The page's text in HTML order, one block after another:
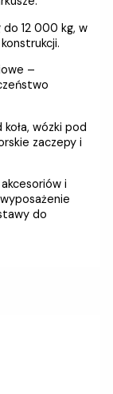
12 000 kg, w
–
wózki pod
zaczepy i
i
do